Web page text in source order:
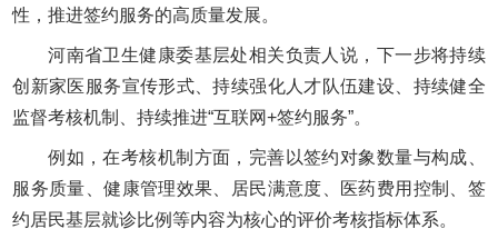
性，推进签约服务的高质量发展。
河南省卫生健康委基层处相关负责人说，下一步将持续
创新家医服务宣传形式、持续强化人才队伍建设、持续健全
监督考核机制、持续推进“互联网+签约服务”。
例如，在考核机制方面，完善以签约对象数量与构成、
服务质量、健康管理效果、居民满意度、医药费用控制、签
约居民基层就诊比例等内容为核心的评价考核指标体系。